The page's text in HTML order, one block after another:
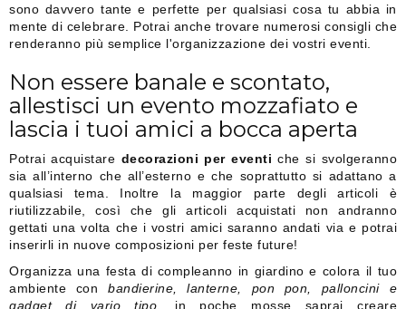
sono davvero tante e perfette per qualsiasi cosa tu abbia in
mente di celebrare. Potrai anche trovare numerosi consigli che
renderanno più semplice l'organizzazione dei vostri eventi.
Non essere banale e scontato,
allestisci un evento mozzafiato e
lascia i tuoi amici a bocca aperta
Potrai acquistare decorazioni per eventi che si svolgeranno
sia all’interno che all’esterno e che soprattutto si adattano a
qualsiasi tema. Inoltre la maggior parte degli articoli è
riutilizzabile, così che gli articoli acquistati non andranno
gettati una volta che i vostri amici saranno andati via e potrai
inserirli in nuove composizioni per feste future!
Organizza una festa di compleanno in giardino e colora il tuo
ambiente con bandierine, lanterne, pon pon, palloncini e
gadget di vario tipo , in poche mosse saprai creare